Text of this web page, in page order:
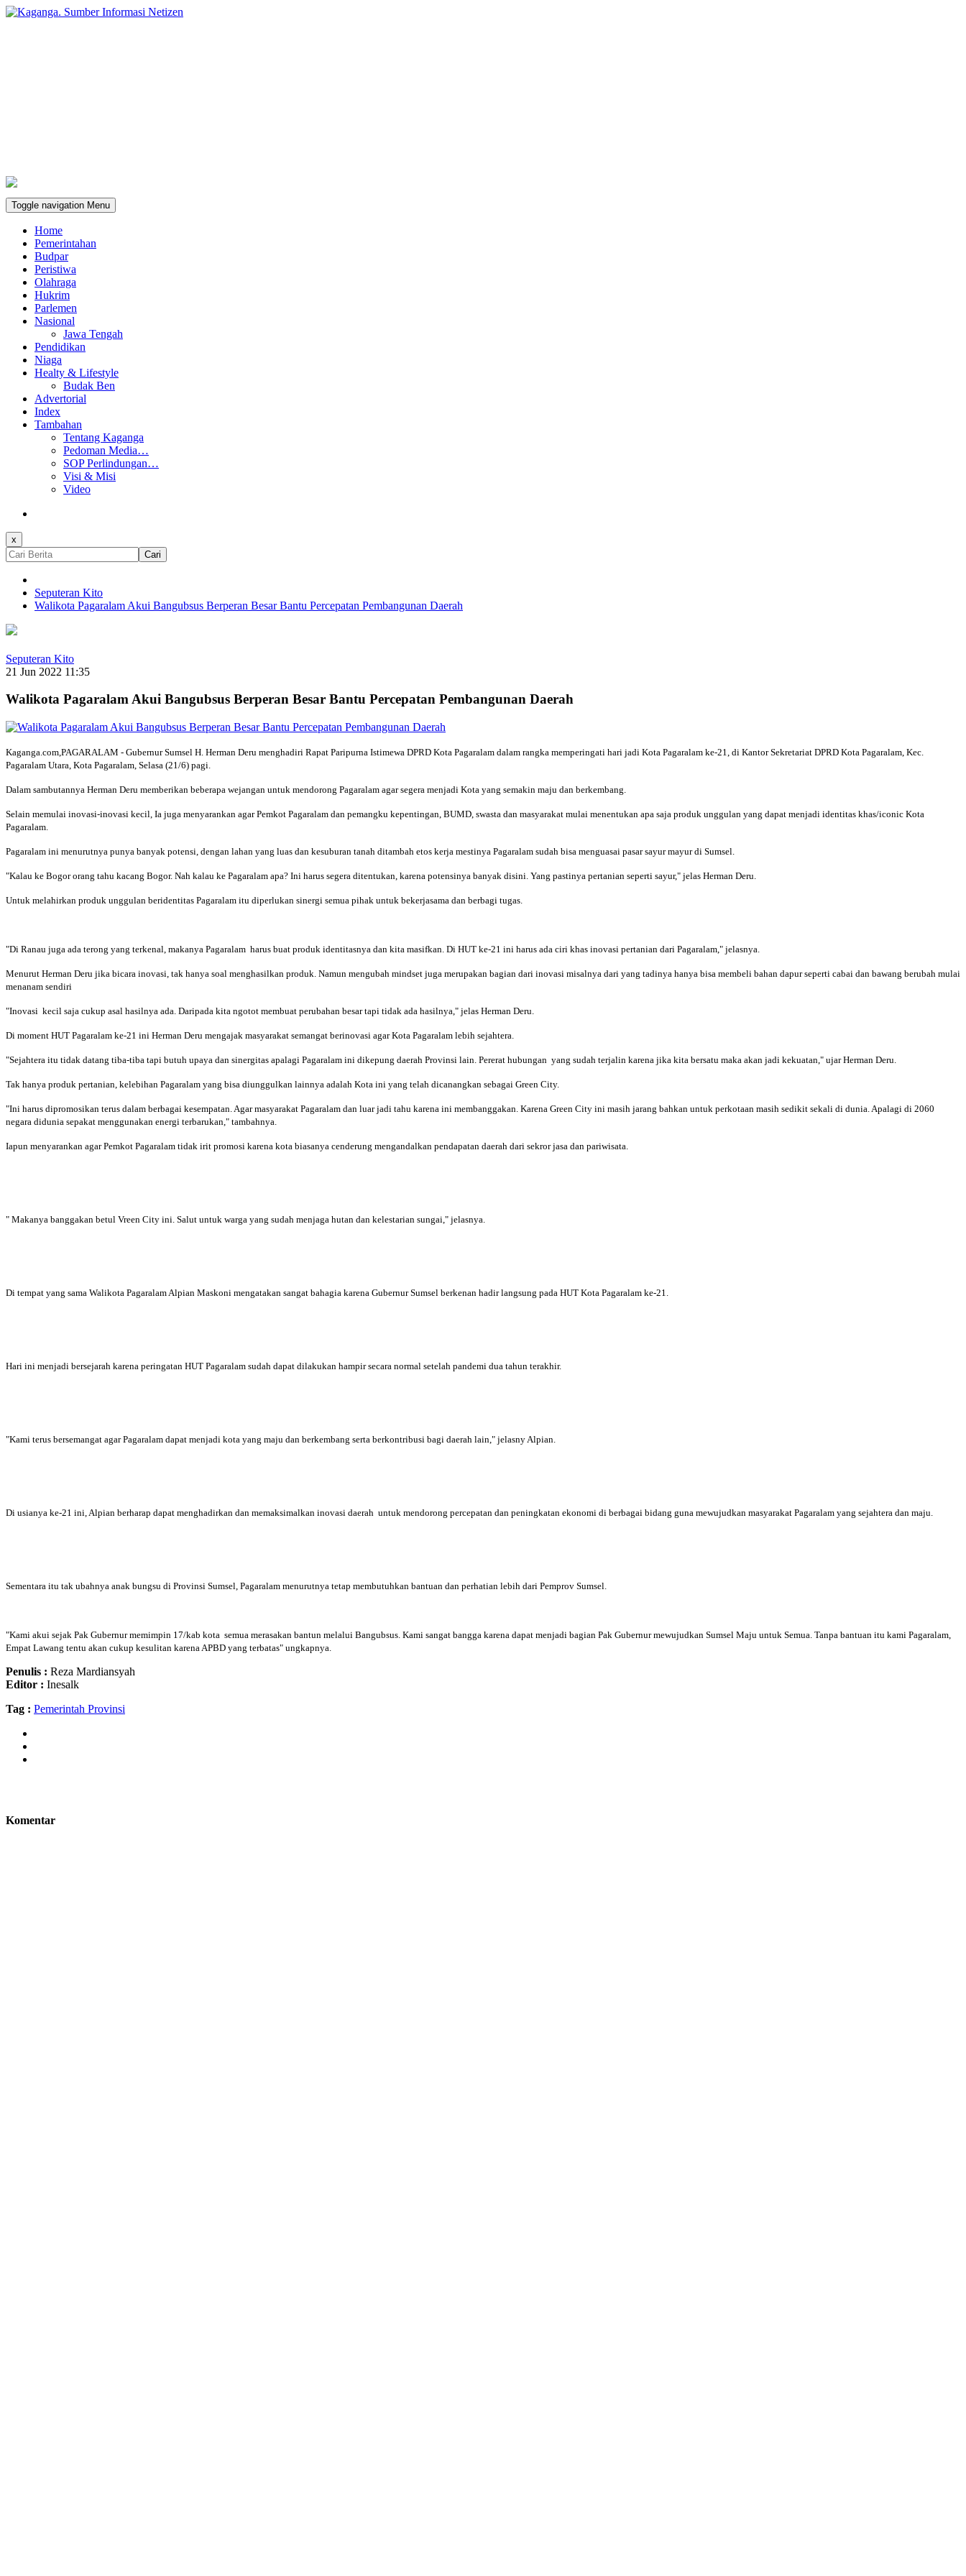
Toggle navigation Menu
Home
Pemerintahan
Budpar
Peristiwa
Olahraga
Hukrim
Parlemen
Nasional
Jawa Tengah
Pendidikan
Niaga
Healty & Lifestyle
Budak Ben
Advertorial
Index
Tambahan
Tentang Kaganga
Pedoman Media…
SOP Perlindungan…
Visi & Misi
Video
x
Cari
Seputeran Kito
Walikota Pagaralam Akui Bangubsus Berperan Besar Bantu Percepatan Pembangunan Daerah
Seputeran Kito
21 Jun 2022 11:35
Walikota Pagaralam Akui Bangubsus Berperan Besar Bantu Percepatan Pembangunan Daerah
Kaganga.com,PAGARALAM - Gubernur Sumsel H. Herman Deru menghadiri Rapat Paripurna Istimewa DPRD Kota Pagaralam dalam rangka memperingati hari jadi Kota Pagaralam ke-21, di Kantor Sekretariat DPRD Kota Pagaralam, Kec.
Pagaralam Utara, Kota Pagaralam, Selasa (21/6) pagi.
Dalam sambutannya Herman Deru memberikan beberapa wejangan untuk mendorong Pagaralam agar segera menjadi Kota yang semakin maju dan berkembang.
Selain memulai inovasi-inovasi kecil, Ia juga menyarankan agar Pemkot Pagaralam dan pemangku kepentingan, BUMD, swasta dan masyarakat mulai menentukan apa saja produk unggulan yang dapat menjadi identitas khas/iconic Kota
Pagaralam.
Pagaralam ini menurutnya punya banyak potensi, dengan lahan yang luas dan kesuburan tanah ditambah etos kerja mestinya Pagaralam sudah bisa menguasai pasar sayur mayur di Sumsel.
"Kalau ke Bogor orang tahu kacang Bogor. Nah kalau ke Pagaralam apa? Ini harus segera ditentukan, karena potensinya banyak disini. Yang pastinya pertanian seperti sayur," jelas Herman Deru.
Untuk melahirkan produk unggulan beridentitas Pagaralam itu diperlukan sinergi semua pihak untuk bekerjasama dan berbagi tugas.
"Di Ranau juga ada terong yang terkenal, makanya Pagaralam harus buat produk identitasnya dan kita masifkan. Di HUT ke-21 ini harus ada ciri khas inovasi pertanian dari Pagaralam," jelasnya.
Menurut Herman Deru jika bicara inovasi, tak hanya soal menghasilkan produk. Namun mengubah mindset juga merupakan bagian dari inovasi misalnya dari yang tadinya hanya bisa membeli bahan dapur seperti cabai dan bawang berubah mulai
menanam sendiri
"Inovasi kecil saja cukup asal hasilnya ada. Daripada kita ngotot membuat perubahan besar tapi tidak ada hasilnya," jelas Herman Deru.
Di moment HUT Pagaralam ke-21 ini Herman Deru mengajak masyarakat semangat berinovasi agar Kota Pagaralam lebih sejahtera.
"Sejahtera itu tidak datang tiba-tiba tapi butuh upaya dan sinergitas apalagi Pagaralam ini dikepung daerah Provinsi lain. Pererat hubungan yang sudah terjalin karena jika kita bersatu maka akan jadi kekuatan," ujar Herman Deru.
Tak hanya produk pertanian, kelebihan Pagaralam yang bisa diunggulkan lainnya adalah Kota ini yang telah dicanangkan sebagai Green City.
"Ini harus dipromosikan terus dalam berbagai kesempatan. Agar masyarakat Pagaralam dan luar jadi tahu karena ini membanggakan. Karena Green City ini masih jarang bahkan untuk perkotaan masih sedikit sekali di dunia. Apalagi di 2060
negara didunia sepakat menggunakan energi terbarukan," tambahnya.
Iapun menyarankan agar Pemkot Pagaralam tidak irit promosi karena kota biasanya cenderung mengandalkan pendapatan daerah dari sekror jasa dan pariwisata.
" Makanya banggakan betul Vreen City ini. Salut untuk warga yang sudah menjaga hutan dan kelestarian sungai," jelasnya.
Di tempat yang sama Walikota Pagaralam Alpian Maskoni mengatakan sangat bahagia karena Gubernur Sumsel berkenan hadir langsung pada HUT Kota Pagaralam ke-21.
Hari ini menjadi bersejarah karena peringatan HUT Pagaralam sudah dapat dilakukan hampir secara normal setelah pandemi dua tahun terakhir.
"Kami terus bersemangat agar Pagaralam dapat menjadi kota yang maju dan berkembang serta berkontribusi bagi daerah lain," jelasny Alpian.
Di usianya ke-21 ini, Alpian berharap dapat menghadirkan dan memaksimalkan inovasi daerah untuk mendorong percepatan dan peningkatan ekonomi di berbagai bidang guna mewujudkan masyarakat Pagaralam yang sejahtera dan maju.
Sementara itu tak ubahnya anak bungsu di Provinsi Sumsel, Pagaralam menurutnya tetap membutuhkan bantuan dan perhatian lebih dari Pemprov Sumsel.
"Kami akui sejak Pak Gubernur memimpin 17/kab kota semua merasakan bantun melalui Bangubsus. Kami sangat bangga karena dapat menjadi bagian Pak Gubernur mewujudkan Sumsel Maju untuk Semua. Tanpa bantuan itu kami Pagaralam,
Empat Lawang tentu akan cukup kesulitan karena APBD yang terbatas" ungkapnya.
Penulis : Reza Mardiansyah
Editor : Inesalk
Tag : Pemerintah Provinsi
Komentar